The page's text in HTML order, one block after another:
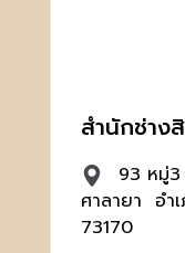
สำนักช่าง
93 หมู่
ศาลายา อำ
73170